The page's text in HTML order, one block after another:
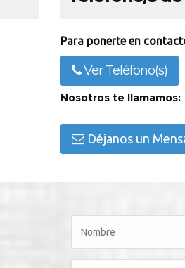
Para ponerte en
Ver Teléfono(s)
Nosotros te llamamos:
Déjanos un